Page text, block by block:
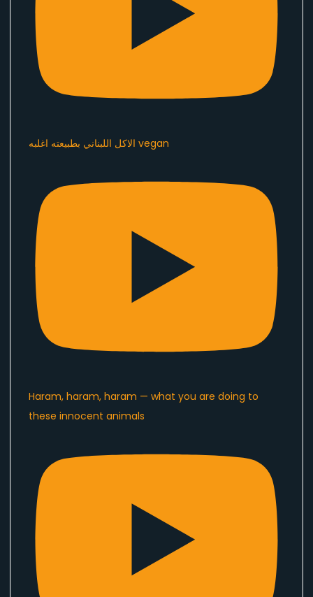
الاكل اللبناني بطبيعته اغلبه vegan
Haram, haram, haram — what you are doing to
these innocent animals